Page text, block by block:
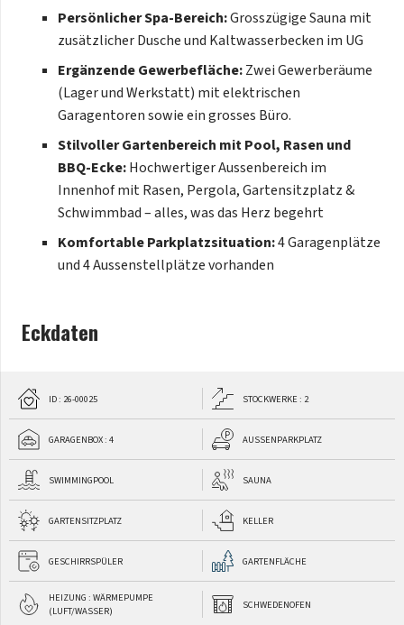
Lebenskonzepte.
Persönlicher Spa-Bereich:Grosszügige Sauna mit
zusätzlicher Dusche und Kaltwasserbecken im UG
Ergänzende Gewerbefläche:Zwei Gewerberäume
(Lager und Werkstatt) mit elektrischen
Garagentoren sowie ein grosses Büro.
Stilvoller Gartenbereich mit Pool, Rasen und
BBQ-Ecke:Hochwertiger Aussenbereich im
Innenhof mit Rasen, Pergola, Gartensitzplatz &
Schwimmbad – alles, was das Herz begehrt
Komfortable Parkplatzsituation:4 Garagenplätze
und 4 Aussenstellplätze vorhanden
Eckdaten
ID : 26-00025 STOCKWERKE : 2
GARAGENBOX : 4 AUSSENPARKPLATZ
SWIMMINGPOOL SAUNA
GARTENSITZPLATZ KELLER
GESCHIRRSPÜLER GARTENFLÄCHE
HEIZUNG : WÄRMEPUMPE
(LUFT/WASSER)
SCHWEDENOFEN